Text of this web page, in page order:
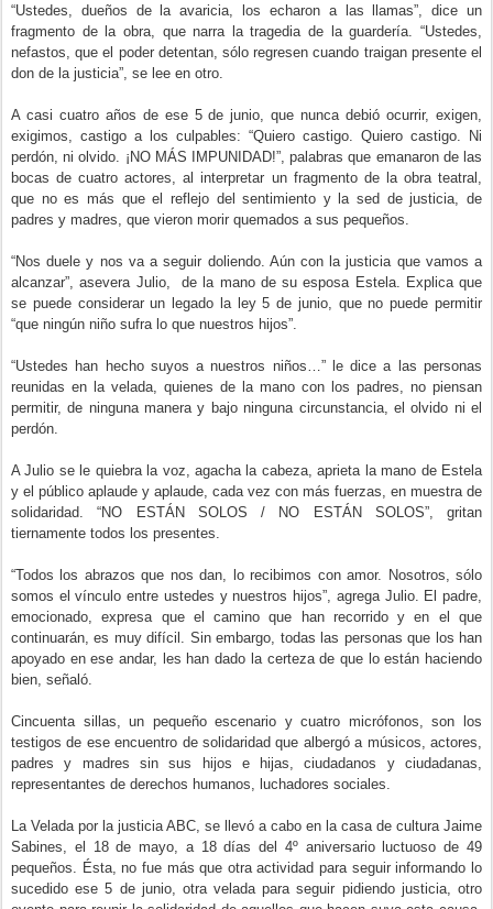
“Ustedes, dueños de la avaricia, los echaron a las llamas”, dice un
fragmento de la obra, que narra la tragedia de la guardería. “Ustedes,
nefastos, que el poder detentan, sólo regresen cuando traigan presente el
don de la justicia”, se lee en otro.
A casi cuatro años de ese 5 de junio, que nunca debió ocurrir, exigen,
exigimos, castigo a los culpables: “Quiero castigo. Quiero castigo. Ni
perdón, ni olvido. ¡NO MÁS IMPUNIDAD!”, palabras que emanaron de las
bocas de cuatro actores, al interpretar un fragmento de la obra teatral,
que no es más que el reflejo del sentimiento y la sed de justicia, de
padres y madres, que vieron morir quemados a sus pequeños.
“Nos duele y nos va a seguir doliendo. Aún con la justicia que vamos a
alcanzar”, asevera Julio, de la mano de su esposa Estela. Explica que
se puede considerar un legado la ley 5 de junio, que no puede permitir
“que ningún niño sufra lo que nuestros hijos”.
“Ustedes han hecho suyos a nuestros niños…” le dice a las personas
reunidas en la velada, quienes de la mano con los padres, no piensan
permitir, de ninguna manera y bajo ninguna circunstancia, el olvido ni el
perdón.
A Julio se le quiebra la voz, agacha la cabeza, aprieta la mano de Estela
y el público aplaude y aplaude, cada vez con más fuerzas, en muestra de
solidaridad. “NO ESTÁN SOLOS / NO ESTÁN SOLOS”, gritan
tiernamente todos los presentes.
“Todos los abrazos que nos dan, lo recibimos con amor. Nosotros, sólo
somos el vínculo entre ustedes y nuestros hijos”, agrega Julio. El padre,
emocionado, expresa que el camino que han recorrido y en el que
continuarán, es muy difícil. Sin embargo, todas las personas que los han
apoyado en ese andar, les han dado la certeza de que lo están haciendo
bien, señaló.
Cincuenta sillas, un pequeño escenario y cuatro micrófonos, son los
testigos de ese encuentro de solidaridad que albergó a músicos, actores,
padres y madres sin sus hijos e hijas, ciudadanos y ciudadanas,
representantes de derechos humanos, luchadores sociales.
La Velada por la justicia ABC, se llevó a cabo en la casa de cultura Jaime
Sabines, el 18 de mayo, a 18 días del 4º aniversario luctuoso de 49
pequeños. Ésta, no fue más que otra actividad para seguir informando lo
sucedido ese 5 de junio, otra velada para seguir pidiendo justicia, otro